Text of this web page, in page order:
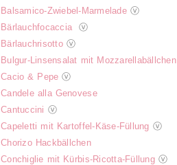
Balsamico-Zwiebel-Marmelade ⓥ
Bärlauchfocaccia
ⓥ
Bärlauchrisotto ⓥ
Bulgur-Linsensalat mit Mozzarellabällchen
Cacio & Pepe ⓥ
Candele alla Genovese
Cantuccini ⓥ
Capeletti mit Kartoffel-Käse-Füllung ⓥ
Chorizo Hackbällchen
Conchiglie mit Kürbis-Ricotta-Füllung ⓥ